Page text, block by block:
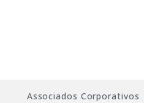
Associados Corporativos